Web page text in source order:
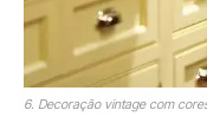
6. Decoração vintage com